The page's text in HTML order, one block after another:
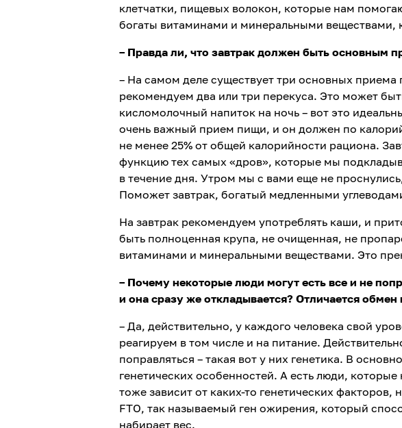
клетчатки, пищевых волокон, которые нам
богаты витаминами и минеральными веществами,
– Правда ли, что завтрак должен быть основным
– На самом деле существует три основных
рекомендуем два или три перекуса. Это может
кисломолочный напиток на ночь – вот это
очень важный прием пищи, и он должен по
не менее 25% от общей калорийности рациона.
функцию тех самых «дров», которые мы
в течение дня. Утром мы с вами еще не
Поможет завтрак, богатый медленными
На завтрак рекомендуем употреблять каши, и
быть полноценная крупа, не очищенная, не
витаминами и минеральными веществами. Это
– Почему некоторые люди могут есть все и не
и она сразу же откладывается? Отличается
– Да, действительно, у каждого человека свой
реагируем в том числе и на питание.
поправляться – такая вот у них генетика. В
генетических особенностей. А есть люди,
тоже зависит от каких-то генетических факторов,
FTO, так называемый ген ожирения, который
набирает вес.